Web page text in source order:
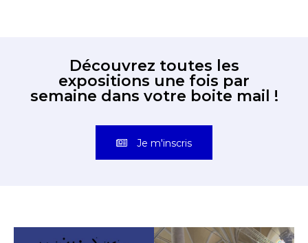
Découvrez toutes les
expositions une fois par
semaine dans votre boite mail !
Je m'inscris